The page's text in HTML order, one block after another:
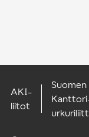
AKI-
liitot
Suomen